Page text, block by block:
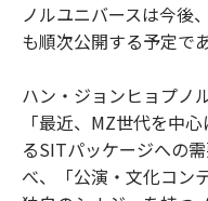
ノルユニバースは今後
も順次公開する予定で
ハン・ジョンヒョプノ
「最近、MZ世代を中
るSITパッケージへの
べ、「公演・文化コン